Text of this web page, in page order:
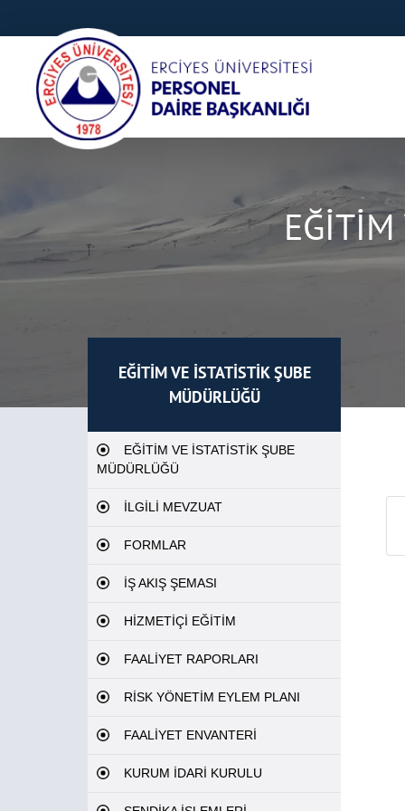
EĞİTİM
EĞİTİM VE İSTATİSTİK ŞUBE
MÜDÜRLÜĞÜ
EĞİTİM VE İSTATİSTİK ŞUBE
MÜDÜRLÜĞÜ
İLGİLİ MEVZUAT
FORMLAR
İŞ AKIŞ ŞEMASI
HİZMETİÇİ EĞİTİM
FAALİYET RAPORLARI
RİSK YÖNETİM EYLEM PLANI
FAALİYET ENVANTERİ
KURUM İDARİ KURULU